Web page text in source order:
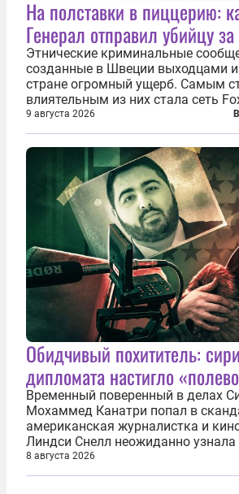
На полставки в пиццерию:
Генерал отправил убийцу
Этнические криминальные
созданные в Швеции выходцами
стране огромный ущерб. Самым
влиятельным из них стала сеть
этой сети не только убивают и
подсаживают их на наркотики,
нечто еще даже более страшное
9 августа 2026
Обидчивый похититель:
дипломата настигло
Временный поверенный в делах
Мохаммед Канатри попал в
американская журналистка и
Линдси Снелл неожиданно узнала
бандитов, похитивших ее в
2016 году. Журналистка
8 августа 2026